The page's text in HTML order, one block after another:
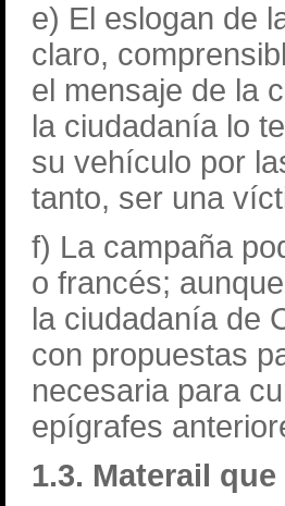
e) El eslogan de
claro,
el mensaje de la
la ciudadanía lo
su vehículo por
tanto, ser una
f) La campaña
o francés;
la ciudadanía de
con propuestas
necesaria para
epígrafes
1.3. Materail